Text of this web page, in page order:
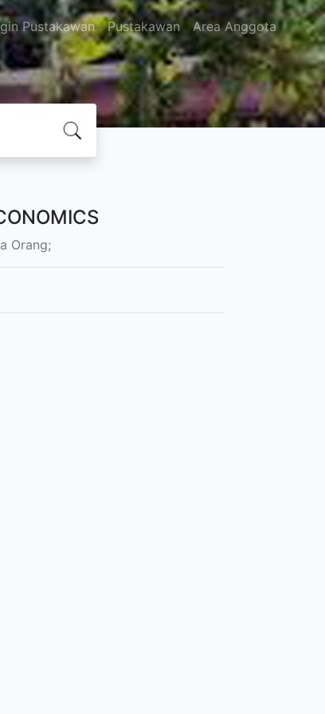
Pustakawan Pustakawan Area Anggota
Orang;